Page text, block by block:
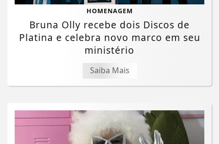
HOMENAGEM
Bruna Olly recebe dois Discos de
Platina e celebra novo marco em seu
ministério
Saiba Mais